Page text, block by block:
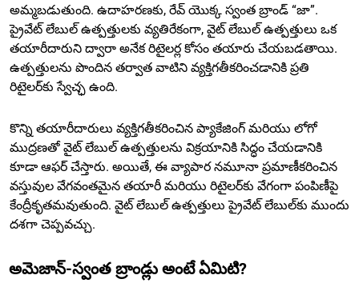
అమ్మబడుతుంది. ఉదాహరణకు, రేవ్ యొక్క స్వంత బ్రాండ్ “జా”.
ప్రైవేట్ లేబుల్ ఉత్పత్తులకు వ్యతిరేకంగా, వైట్ లేబుల్ ఉత్పత్తులు ఒక
తయారీదారుని ద్వారా అనేక రిటైలర్ల కోసం తయారు చేయబడతాయి.
ఉత్పత్తులను పొందిన తర్వాత వాటిని వ్యక్తిగతీకరించడానికి ప్రతి
రిటైలర్‌కు స్వేచ్ఛ ఉంది.
కొన్ని తయారీదారులు వ్యక్తిగతీకరించిన ప్యాకేజింగ్ మరియు లోగో
ముద్రణతో వైట్ లేబుల్ ఉత్పత్తులను విక్రయానికి సిద్ధం చేయడానికి
కూడా ఆఫర్ చేస్తారు. అయితే, ఈ వ్యాపార నమూనా ప్రమాణీకరించిన
వస్తువుల వేగవంతమైన తయారీ మరియు రిటైలర్‌కు వేగంగా పంపిణీపై
కేంద్రీకృతమవుతుంది. వైట్ లేబుల్ ఉత్పత్తులు ప్రైవేట్ లేబుల్‌కు ముందు
దశగా చెప్పవచ్చు.
అమెజాన్-స్వంత బ్రాండ్లు అంటే ఏమిటి?